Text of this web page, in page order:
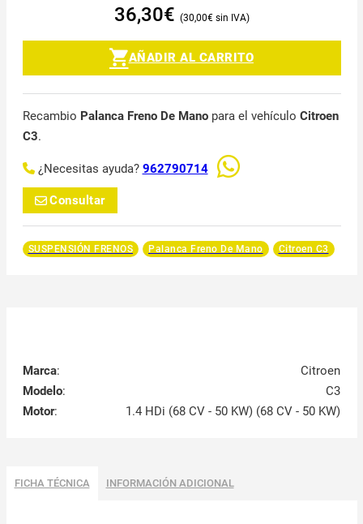
36,30€ 30,00€
AÑADIR AL CARRITO
Recambio Palanca Freno De Manopara el vehículo Citroen
C3.
¿Necesitas ayuda? 962790714
Consultar
SUSPENSIÓN FRENOS Palanca Freno De Mano Citroen C3
Marca:
Citroen
Modelo:
C3
Motor: 1.4 HDi (68 CV - 50 KW) (68 CV - 50 KW)
FICHA TÉCNICA INFORMACIÓN ADICIONAL